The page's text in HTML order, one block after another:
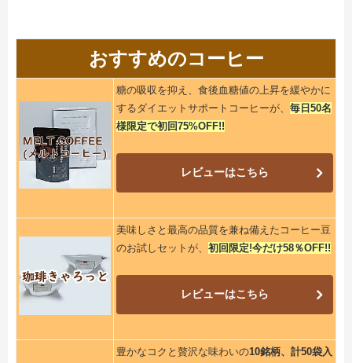
おすすめのコーヒー
糖の吸収を抑え、食後血糖値の上昇を緩やかに
するダイエットサポートコーヒーが、 毎日50名
様限定で初回75%OFF!!
レビューはこちら
美味しさと最高の品質を兼ね備えたコーヒー豆
のお試しセットが、 初回限定!今だけ58％OFF!!
レビューはこちら
豊かなコクと贅沢な味わいの10銘柄、計50袋入